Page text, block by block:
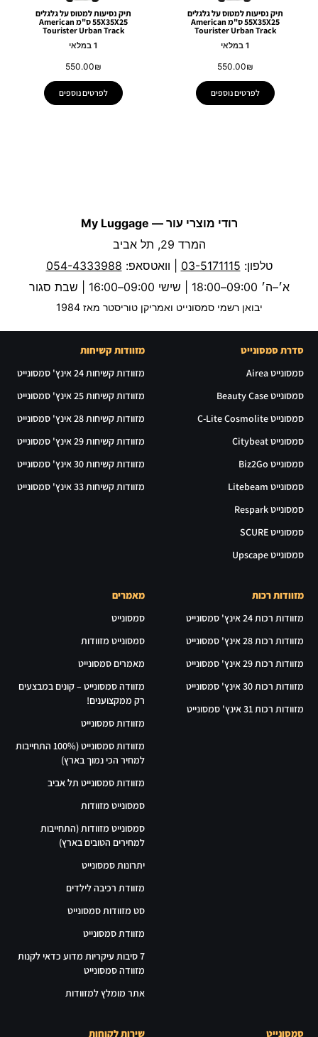
תיק נסיעות למטוס על גלגלים
55X35X25 ס"מ American
Tourister Urban Track
1 במלאי
550.00₪
לפרטים נוספים
תיק נסיעות למטוס על גלגלים
55X35X25 ס"מ American
Tourister Urban Track
1 במלאי
550.00₪
לפרטים נוספים
רודי מוצרי עור — My Luggage
המרד 29, תל אביב
טלפון: 03-5171115 | וואטסאפ: 054-4333988
א׳–ה׳ 09:00–18:00 | שישי 09:00–16:00 | שבת סגור
יבואן רשמי סמסונייט ואמריקן טוריסטר מאז 1984
סדרת סמסונייט
סמסונייט Airea
סמסונייט Beauty Case
סמסונייט C-Lite Cosmolite
סמסונייט Citybeat
סמסונייט Biz2Go
סמסונייט Litebeam
סמסונייט Respark
סמסונייט SCURE
סמסונייט Upscape
מזוודות קשיחות
מזוודות קשיחות 24 אינץ' סמסונייט
מזוודות קשיחות 25 אינץ' סמסונייט
מזוודות קשיחות 28 אינץ' סמסונייט
מזוודות קשיחות 29 אינץ' סמסונייט
מזוודות קשיחות 30 אינץ' סמסונייט
מזוודות קשיחות 33 אינץ' סמסונייט
מזוודות רכות
מזוודות רכות 24 אינץ' סמסונייט
מזוודות רכות 28 אינץ' סמסונייט
מזוודות רכות 29 אינץ' סמסונייט
מזוודות רכות 30 אינץ' סמסונייט
מזוודות רכות 31 אינץ' סמסונייט
מאמרים
סמסונייט
סמסונייט מזוודות
מאמרים סמסונייט
מזוודה סמסונייט – קונים במבצעים
רק ממקצוענים!
מזוודות סמסונייט
מזוודות סמסונייט (100% התחייבות
למחיר הכי נמוך בארץ)
מזוודות סמסונייט תל אביב
סמסונייט מזוודות
סמסונייט מזוודות (התחייבות
למחירים הטובים בארץ)
יתרונות סמסונייט
מזוודת רכיבה לילדים
סט מזוודות סמסונייט
מזוודת סמסונייט
7 סיבות עיקריות מדוע כדאי לקנות
מזוודה סמסונייט
אתר מומלץ למזוודות
סמסונייט שירות לקוחות